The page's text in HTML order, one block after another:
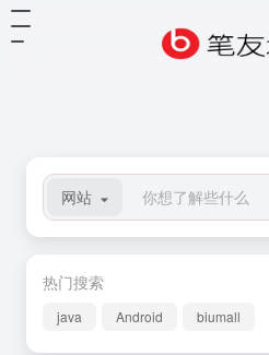
网站
热门搜索
java Android biumall